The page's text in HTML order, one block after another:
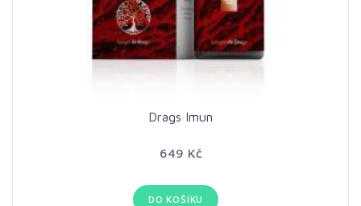
Drags Imun
649 Kč
DO KOŠÍKU